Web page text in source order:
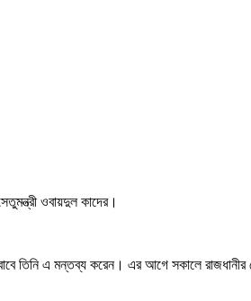
ওবায়দুল কাদের।
তিনি এ মন্তব্য করেন। এর আগে সকালে